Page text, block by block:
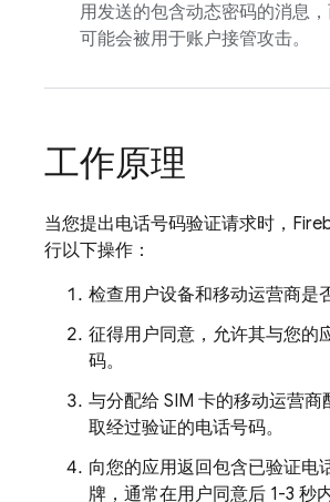
用发送的包含动态密码的消息
可能会被用于账户接管攻击。
工作原理
当您提出电话号码验证请求时，
行以下操作：
检查用户设备和移动运营商是
征得用户同意，允许其与您的
码。
与分配给 SIM 卡的移动运营商
取经过验证的电话号码。
向您的应用返回包含已验证电
牌，通常在用户同意后 1-3 秒